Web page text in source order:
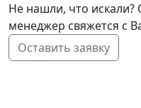
Не нашли, что искали?
менеджер свяжется с
Оставить заявку